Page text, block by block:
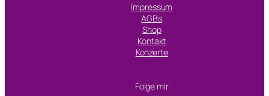
Impressum
AGBs
Shop
Kontakt
Konzerte
Folge mir